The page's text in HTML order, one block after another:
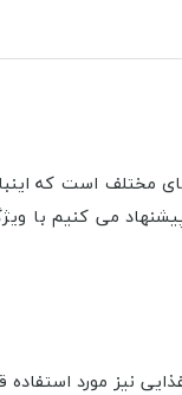
مختلف است که
می کنیم با